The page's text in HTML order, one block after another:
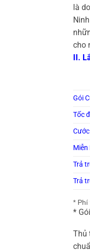
là
cho
II.
Gói
Tốc
Miễn
Trả
Trả
* Phí
*
Thủ